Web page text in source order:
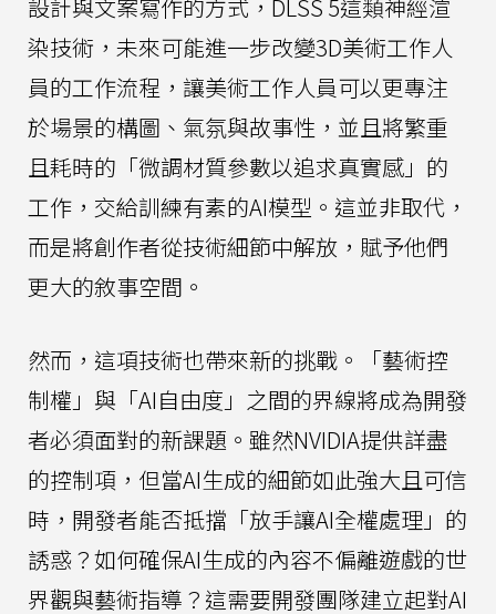
設計與文案寫作的方式，DLSS 5這類神經渲
染技術，未來可能進一步改變3D美術工作人
員的工作流程，讓美術工作人員可以更專注
於場景的構圖、氣氛與故事性，並且將繁重
且耗時的「微調材質參數以追求真實感」的
工作，交給訓練有素的AI模型。這並非取代，
而是將創作者從技術細節中解放，賦予他們
更大的敘事空間。
然而，這項技術也帶來新的挑戰。「藝術控
制權」與「AI自由度」之間的界線將成為開發
者必須面對的新課題。雖然NVIDIA提供詳盡
的控制項，但當AI生成的細節如此強大且可信
時，開發者能否抵擋「放手讓AI全權處理」的
誘惑？如何確保AI生成的內容不偏離遊戲的世
界觀與藝術指導？這需要開發團隊建立起對AI